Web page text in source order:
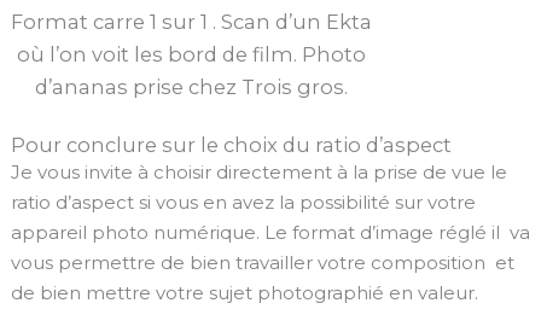
Format carre 1 sur 1 . Scan d’un Ekta
où l’on voit les bord de film. Photo
d’ananas prise chez Trois gros.
Pour conclure sur le choix du ratio d’aspect
Je vous invite à choisir directement à la prise de vue le
ratio d’aspect si vous en avez la possibilité sur votre
appareil photo numérique. Le format d’image réglé il va
vous permettre de bien travailler votre composition et
de bien mettre votre sujet photographié en valeur.